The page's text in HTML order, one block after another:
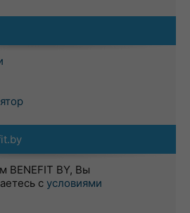
BENEFIT BY, Вы
с условиями